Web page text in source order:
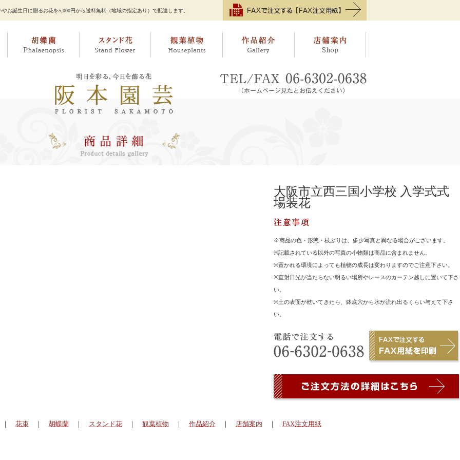
お誕生日に贈るお花を5,000円から送料無料（地域の指定あり）で配達します。
大阪市立西三国小学校 入学式式
場装花
※商品の色・形態・枝ぶりは、多少写真と異なる場合がございます。
※記載されている以外の写真の小物類は商品に含まれません。
※置かれる環境によっても植物の成長は変わりますのでご注意下さい。
※直射日光が当たらない明るい場所やレースのカーテン越しに置いて下さ
い。
※土の表面が乾いてきたら、鉢底穴から水が流れ出るくらい与えて下さ
い。
花束｜ 胡蝶蘭｜ スタンド花｜ 観葉植物 ｜ 作品紹介｜ 店舗案内 ｜ FAX注文用紙